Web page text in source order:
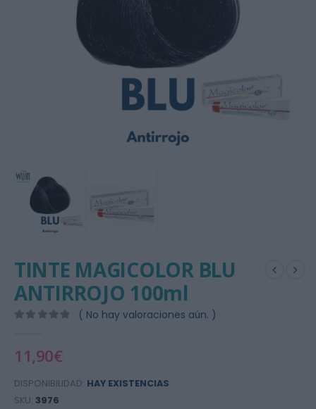
TINTE MAGICOLOR BLU
ANTIRROJO 100ml
( No hay valoraciones aún. )
11,90€
DISPONIBILIDAD: HAY EXISTENCIAS
SKU: 3976